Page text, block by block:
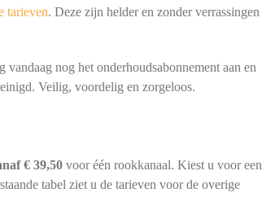
tarieven. Deze zijn helder en zonder verrassingen
nog het onderhoudsabonnement aan en
Veilig, voordelig en zorgeloos.
€ 39,50voor één rookkanaal. Kiest u voor een
tabel ziet u de tarieven voor de overige